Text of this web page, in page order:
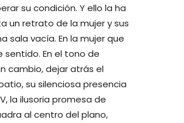
su condición. Y ello la ha
un retrato de la mujer y sus
sala vacía. En la mujer que
En el tono de
cambio, dejar atrás el
su silenciosa presencia
la ilusoria promesa de
al centro del plano,